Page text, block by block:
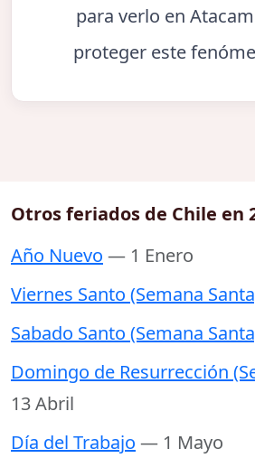
para verlo en
proteger este
Otros feriados de Chile en
Año Nuevo — 1 Enero
Viernes Santo (Semana
Sabado Santo (Semana
Domingo de Resurrección
13 Abril
Día del Trabajo — 1 Mayo